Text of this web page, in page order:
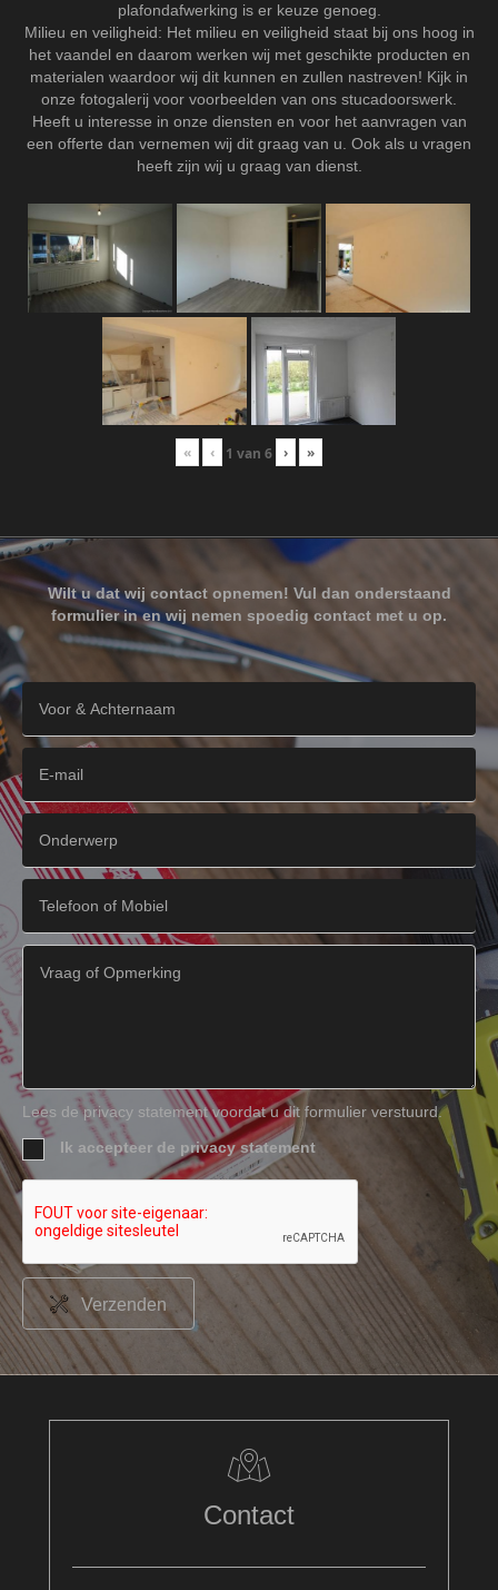
plafondafwerking is er keuze genoeg.
Milieu en veiligheid: Het milieu en veiligheid staat bij ons hoog in
het vaandel en daarom werken wij met geschikte producten en
materialen waardoor wij dit kunnen en zullen nastreven! Kijk in
onze fotogalerij voor voorbeelden van ons stucadoorswerk.
Heeft u interesse in onze diensten en voor het aanvragen van
een offerte dan vernemen wij dit graag van u. Ook als u vragen
heeft zijn wij u graag van dienst.
« ‹ 1 van 6 › »
Wilt u dat wij contact opnemen! Vul dan onderstaand
formulier in en wij nemen spoedig contact met u op.
Lees de privacy statement voordat u dit formulier verstuurd.
Ik accepteer de privacy statement
Verzenden
Contact